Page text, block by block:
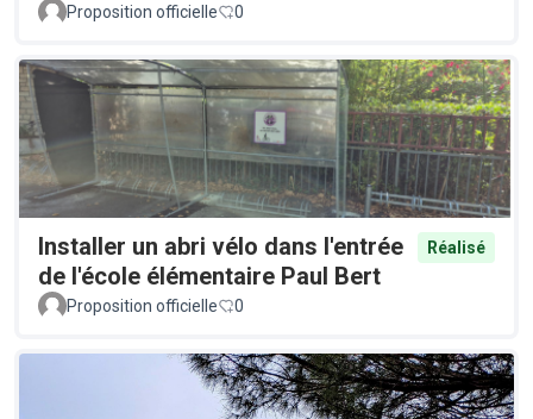
Proposition officielle 0
Installer un abri vélo dans l'entrée
de l'école élémentaire Paul Bert
Réalisé
Proposition officielle 0